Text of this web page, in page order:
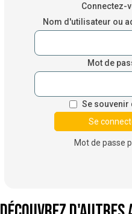
Connectez-
Nom d'utilisateur ou
Mot de
Se souvenir
Mot de passe